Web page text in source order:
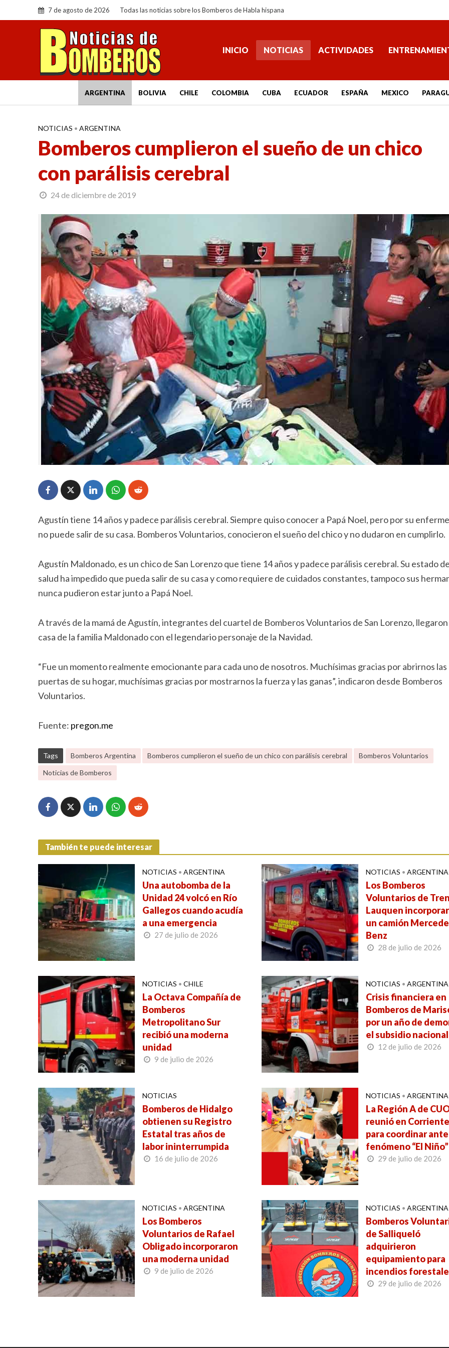
7 de agosto de 2026 Todas las noticias sobre los Bomberos de Habla hispana
INICIO NOTICIAS ACTIVIDADES
ARGENTINA BOLIVIA CHILE COLOMBIA CUBA ECUADOR ESPAÑA MEXICO
NOTICIAS • ARGENTINA
Bomberos cumplieron el sueño de un chico
con parálisis cerebral
24 de diciembre de 2019
Agustín tiene 14 años y padece parálisis cerebral. Siempre quiso conocer a Papá Noel, pero por su
no puede salir de su casa. Bomberos Voluntarios, conocieron el sueño del chico y no dudaron en cumplirlo.
Agustín Maldonado, es un chico de San Lorenzo que tiene 14 años y padece parálisis cerebral. Su estado
salud ha impedido que pueda salir de su casa y como requiere de cuidados constantes, tampoco sus
nunca pudieron estar junto a Papá Noel.
A través de la mamá de Agustín, integrantes del cuartel de Bomberos Voluntarios de San Lorenzo, llegaron
casa de la familia Maldonado con el legendario personaje de la Navidad.
“Fue un momento realmente emocionante para cada uno de nosotros. Muchísimas gracias por abrirnos las
puertas de su hogar, muchísimas gracias por mostrarnos la fuerza y las ganas”, indicaron desde Bomberos
Voluntarios.
Fuente: pregon.me
Tags Bomberos Argentina Bomberos cumplieron el sueño de un chico con parálisis cerebral
Bomberos Voluntarios
Noticias de Bomberos
También te puede interesar
NOTICIAS • ARGENTINA
Una autobomba de la
Unidad 24 volcó en Río
Gallegos cuando acudía
a una emergencia
27 de julio de 2026
NOTICIAS • ARGENTINA
Los Bomberos
Voluntarios de
Lauquen
un camión
Benz
28 de julio de 2026
NOTICIAS • CHILE
La Octava Compañía de
Bomberos
Metropolitano Sur
recibió una moderna
unidad
9 de julio de 2026
NOTICIAS • ARGENTINA
Crisis financiera en
Bomberos de
por un año de
el subsidio nacional
12 de julio de 2026
NOTICIAS
Bomberos de Hidalgo
obtienen su Registro
Estatal tras años de
labor ininterrumpida
16 de julio de 2026
NOTICIAS • ARGENTINA
La Región A de
reunió en
para coordinar
fenómeno “El Niño”
29 de julio de 2026
NOTICIAS • ARGENTINA
Los Bomberos
Voluntarios de Rafael
Obligado incorporaron
una moderna unidad
9 de julio de 2026
NOTICIAS • ARGENTINA
Bomberos
de Salliqueló
adquirieron
equipamiento para
incendios
29 de julio de 2026